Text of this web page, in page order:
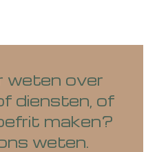
weten over
diensten, of
maken?
weten.